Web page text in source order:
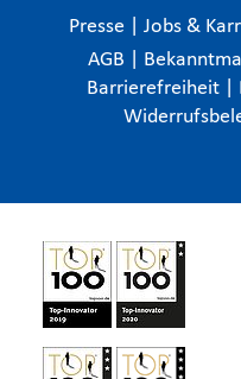
Presse Jobs &
AGB
Barrierefreiheit